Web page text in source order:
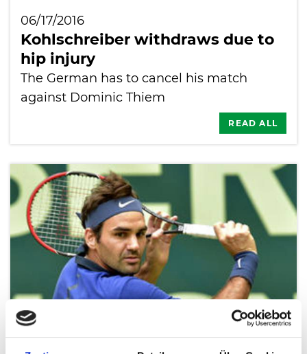
06/17/2016
Kohlschreiber withdraws due to
hip injury
The German has to cancel his match
against Dominic Thiem
READ ALL